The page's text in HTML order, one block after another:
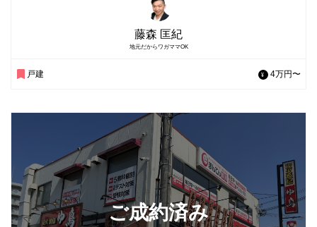
藤森 匡紀
地元だからワガママOK
戸建 4万円〜
ご成約済み